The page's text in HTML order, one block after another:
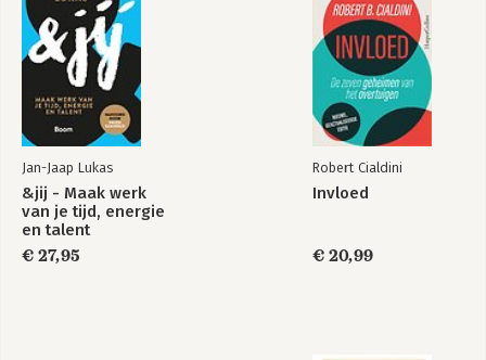
Jan-Jaap Lukas
&jij - Maak werk
van je tijd, energie
en talent
€ 27,95
Robert Cialdini
Invloed
€ 20,99